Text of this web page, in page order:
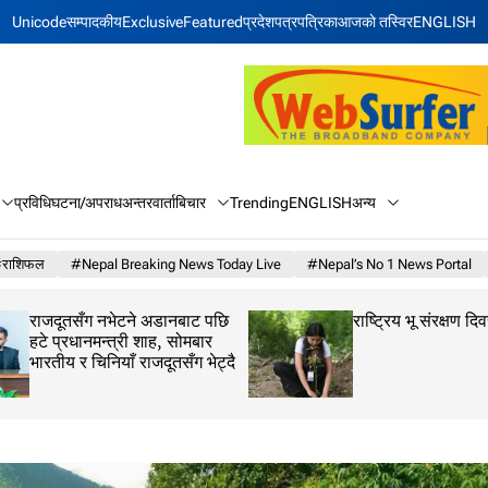
Unicodeसम्पादकीयExclusiveFeaturedप्रदेशपत्रपत्रिकाआजकाे तस्विरENGLISH
प्रविधिघटना/अपराधअन्तरवार्ताबिचार TrendingENGLISHअन्य
#Nepal Breaking News Today Live #Nepal’s No 1 News Portal
राजदूतसँग नभेटने अडानबाट पछि
हटे प्रधानमन्त्री शाह, सोमबार
भारतीय र चिनियाँ राजदूतसँग भेट्दै
राष्ट्रिय भू संरक्षण